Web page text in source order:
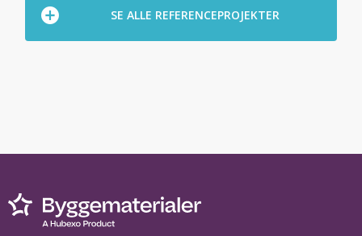
SE ALLE REFERENCEPROJEKTER